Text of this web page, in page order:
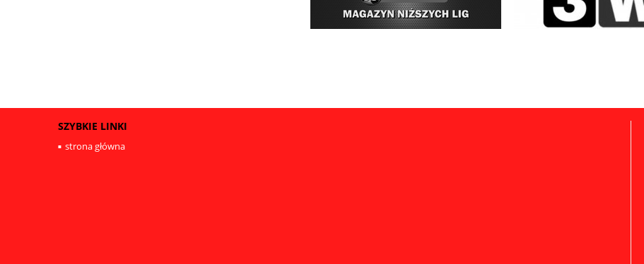
SZYBKIE LINKI
strona główna